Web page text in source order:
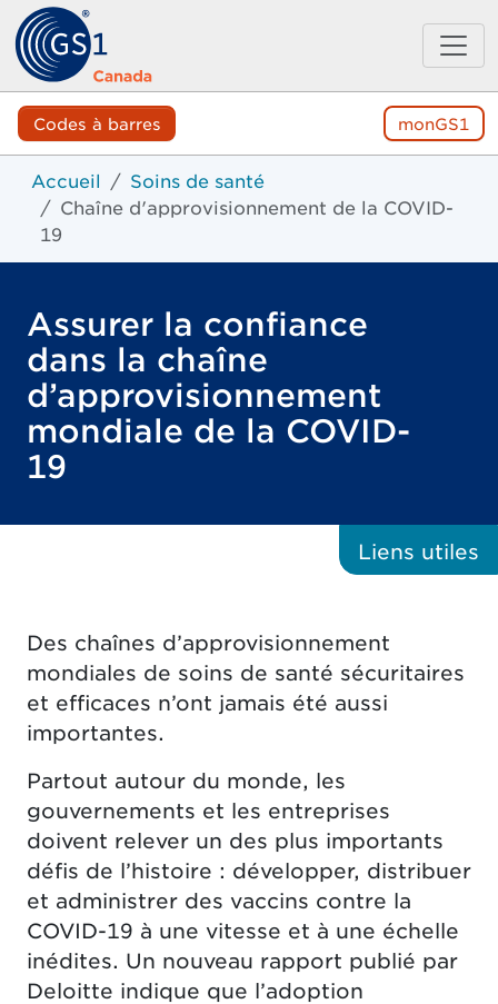
Codes à barres monGS1
Accueil
Soins de santé
Chaîne d'approvisionnement de la COVID-
19
Assurer la confiance
dans la chaîne
d’approvisionnement
mondiale de la COVID-
19
Liens utiles
Des chaînes d’approvisionnement
mondiales de soins de santé sécuritaires
et efficaces n’ont jamais été aussi
importantes.
Partout autour du monde, les
gouvernements et les entreprises
doivent relever un des plus importants
défis de l’histoire : développer, distribuer
et administrer des vaccins contre la
COVID-19 à une vitesse et à une échelle
inédites. Un nouveau rapport publié par
Deloitte indique que l’adoption